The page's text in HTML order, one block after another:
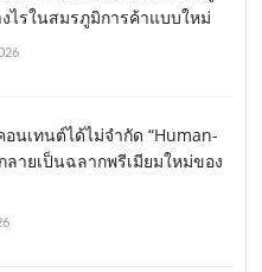
ไรในสมรภูมิการค้าแบบใหม่
อนเทนต์ได้ไม่จำกัด “Human-
ลายเป็นฉลากพรีเมียมใหม่ของ